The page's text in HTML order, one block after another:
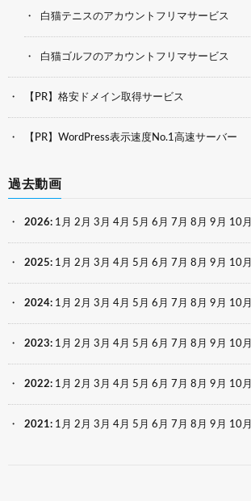
白猫テニスのアカウントフリマサービス
白猫ゴルフのアカウントフリマサービス
【PR】格安ドメイン取得サービス
【PR】WordPress表示速度No.1高速サーバー
過去動画
2026: 1月 2月 3月 4月 5月 6月 7月 8月 9月 10月
2025: 1月 2月 3月 4月 5月 6月 7月 8月 9月 10月
2024: 1月 2月 3月 4月 5月 6月 7月 8月 9月 10月
2023: 1月 2月 3月 4月 5月 6月 7月 8月 9月 10月
2022: 1月 2月 3月 4月 5月 6月 7月 8月 9月 10月
2021: 1月 2月 3月 4月 5月 6月 7月 8月 9月 10月